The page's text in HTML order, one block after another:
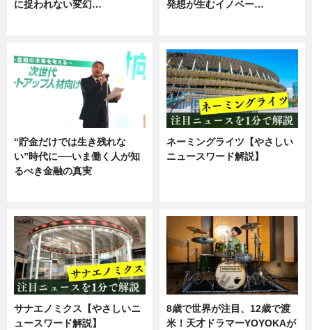
に捉われない変幻…
発想が生むイノベー…
“貯金だけでは生き残れな
い”時代に──いま働く人が知
るべき金融の真実
ネーミングライツ【やさしい
ニュースワード解説】
サナエノミクス【やさしいニ
ュースワード解説】
8歳で世界が注目、12歳で渡
米！天才ドラマーYOYOKAが